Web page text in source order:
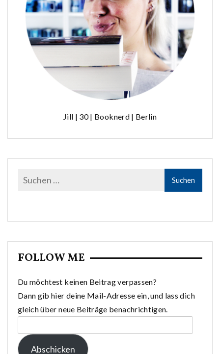
Jill | 30 | Booknerd | Berlin
FOLLOW ME
Du möchtest keinen Beitrag verpassen?
Dann gib hier deine Mail-Adresse ein, und lass dich
gleich über neue Beiträge benachrichtigen.
Mail-
Adresse:
Abschicken